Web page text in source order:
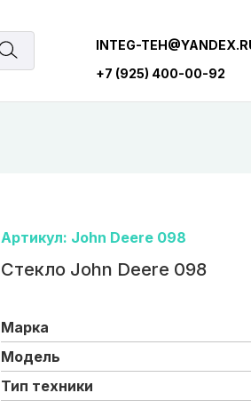
INTEG-
+7 (925) 400-00-92
Артикул: John Deere 098
Стекло John Deere 098
Марка
Модель
Тип техники